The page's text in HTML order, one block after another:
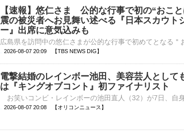
【速報】悠仁さま 公的な行事で初の“おこ
震の被災者へお見舞い述べる『日本スカウト
ー』出席に意気込みも
2026-08-07 20:09 【TBS NEWS DIG】
電撃結婚のレインボー池田、美容芸人とし
は『キングオブコント』初ファイナリスト
2026-08-07 20:08 【オリコンニュース】